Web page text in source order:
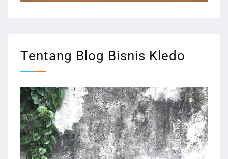
Tentang Blog Bisnis Kledo